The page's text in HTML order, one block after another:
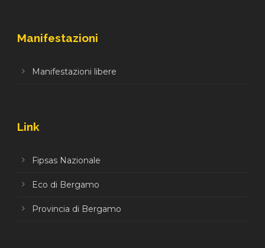
Manifestazioni
Manifestazioni libere
Link
Fipsas Nazionale
Eco di Bergamo
Provincia di Bergamo